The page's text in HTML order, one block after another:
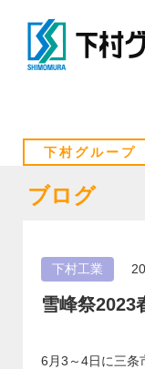
下村グループ
ブログ
下村工業
雪峰祭
6月3～4日に三条